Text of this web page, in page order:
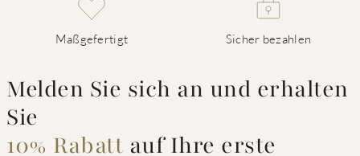
Maßgefertigt Sicher bezahlen
Melden Sie sich an und erhalten
Sie
10% Rabatt auf Ihre erste